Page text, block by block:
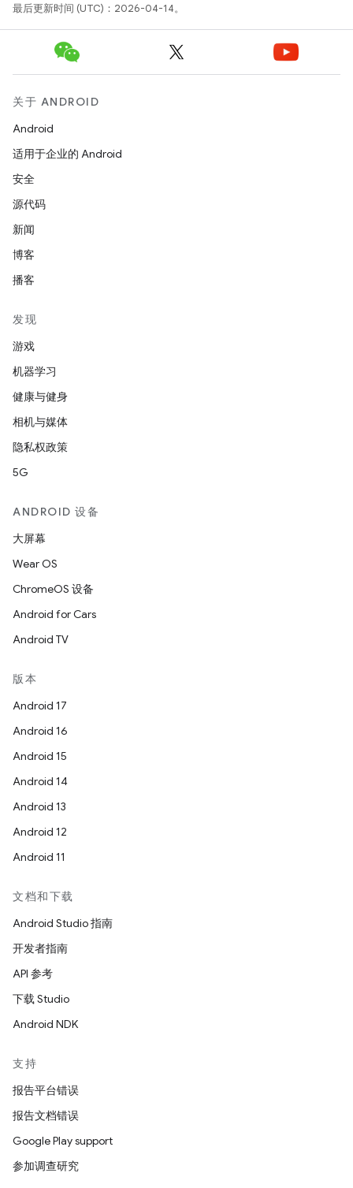
最后更新时间 (UTC)：2026-04-14。
关于 ANDROID
Android
适用于企业的 Android
安全
源代码
新闻
博客
播客
发现
游戏
机器学习
健康与健身
相机与媒体
隐私权政策
5G
ANDROID 设备
大屏幕
Wear OS
ChromeOS 设备
Android for Cars
Android TV
版本
Android 17
Android 16
Android 15
Android 14
Android 13
Android 12
Android 11
文档和下载
Android Studio 指南
开发者指南
API 参考
下载 Studio
Android NDK
支持
报告平台错误
报告文档错误
Google Play support
参加调查研究